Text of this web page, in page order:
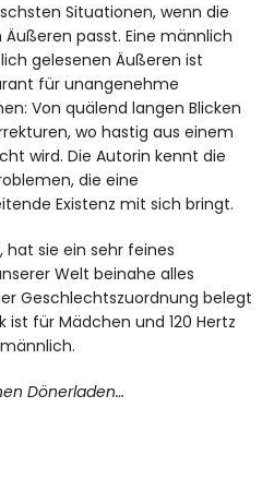
Situationen, wenn die
passt. Eine männlich
gelesenen Äußeren ist
für unangenehme
Von quälend langen Blicken
wo hastig aus einem
wird. Die Autorin kennt die
die eine
Existenz mit sich bringt.
hat sie ein sehr feines
Welt beinahe alles
Geschlechtszuordnung belegt
ist für Mädchen und 120 Hertz
Dönerladen…